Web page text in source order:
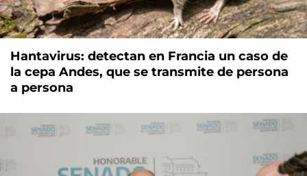
Hantavirus: detectan en Francia un caso de
la cepa Andes, que se transmite de persona
a persona